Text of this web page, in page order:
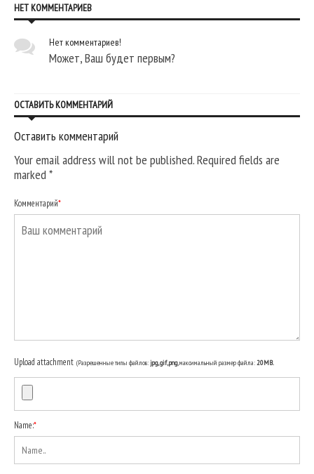
НЕТ КОММЕНТАРИЕВ
Нет комментариев!
Может, Ваш будет первым?
ОСТАВИТЬ КОММЕНТАРИЙ
Оставить комментарий
Your email address will not be published. Required fields are
marked*
Комментарий*
Upload attachment (Разрешенные типы файлов:jpg, gif, png, максимальный размер файла:20MB.
Name:*